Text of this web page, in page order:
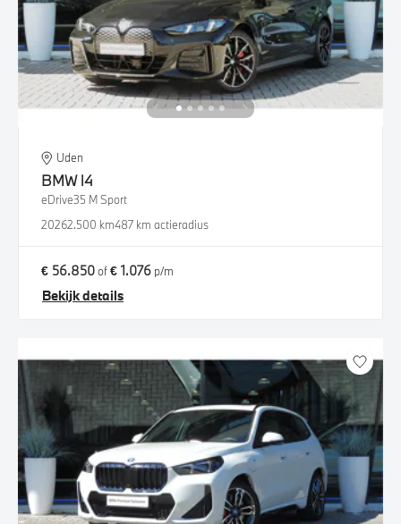
Uden
BMW i4
eDrive35 M Sport
20262.500 km487 km actieradius
€ 56.850of€ 1.076 p/m
Bekijk details